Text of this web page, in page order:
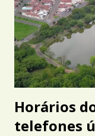
Horários
telefones